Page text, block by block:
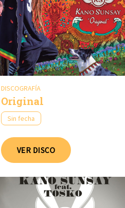
DISCOGRAFÍA
Original
Sin fecha
VER DISCO